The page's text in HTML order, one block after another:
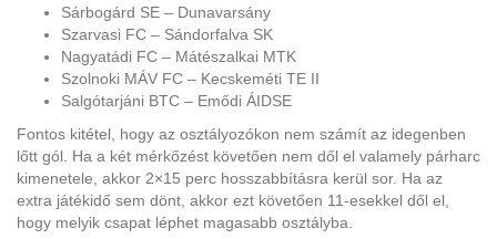
Sárbogárd SE – Dunavarsány
Szarvasi FC – Sándorfalva SK
Nagyatádi FC – Mátészalkai MTK
Szolnoki MÁV FC – Kecskeméti TE II
Salgótarjáni BTC – Emődi ÁIDSE
Fontos kitétel, hogy az osztályozókon nem számít az idegenben
lőtt gól. Ha a két mérkőzést követően nem dől el valamely párharc
kimenetele, akkor 2×15 perc hosszabbításra kerül sor. Ha az
extra játékidő sem dönt, akkor ezt követően 11-esekkel dől el,
hogy melyik csapat léphet magasabb osztályba.